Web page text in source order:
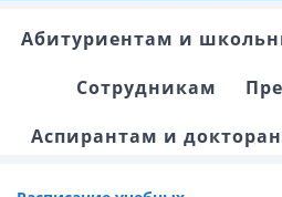
Абитуриентам и
Сотрудникам
Аспирантам и